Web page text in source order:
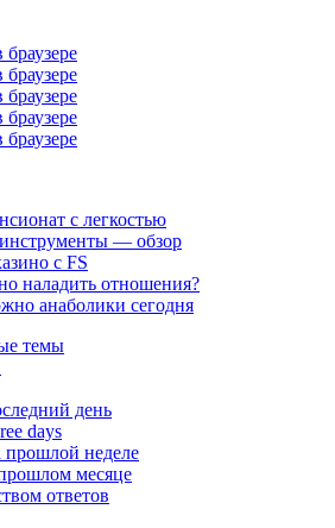
с легкостью
— обзор
с FS
наладить отношения?
анаболики сегодня
темы
день
days
неделе
месяце
ответов